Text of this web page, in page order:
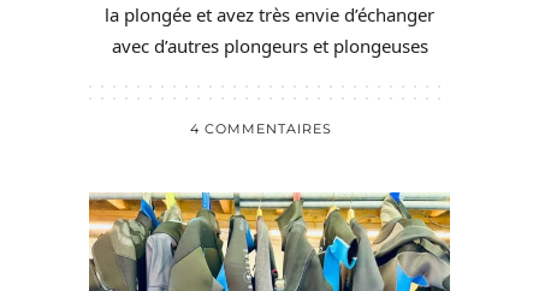
la plongée et avez très envie d’échanger
avec d’autres plongeurs et plongeuses
4 COMMENTAIRES